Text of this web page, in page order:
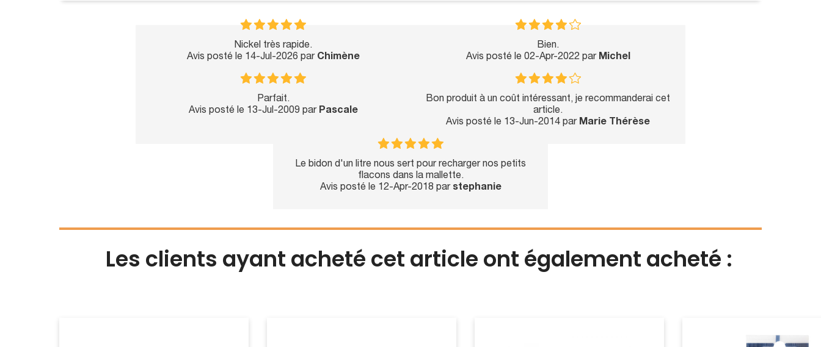
Nickel très rapide.
Avis posté le 14-Jul-2026 par Chimène
Bien.
Avis posté le 02-Apr-2022 par Michel
Parfait.
Avis posté le 13-Jul-2009 par Pascale
Bon produit à un coût intéressant, je recommanderai cet
article.
Avis posté le 13-Jun-2014 par Marie Thérèse
Le bidon d'un litre nous sert pour recharger nos petits
flacons dans la mallette.
Avis posté le 12-Apr-2018 par stephanie
Les clients ayant acheté cet article ont également acheté :